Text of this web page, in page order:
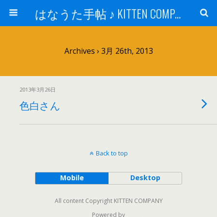
はなうた手帖 ♪ KITTEN COMPANY
Archives › 3月 26th, 2013
2013年3月26日
色白さん
Back to top
Mobile Desktop
All content Copyright KITTEN COMPANY
Powered by